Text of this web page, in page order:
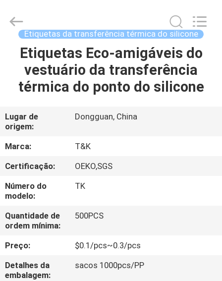
CASA
PRODUTOS
SOBRE
NÓS
EXCURSÃO
DA
FÁBRICA
CONTROLE
DA
QUALIDADE
Accessories
Co.,Ltd.
Reserved.
Etiquetas da transferência térmica do silicone
Etiquetas Eco-amigáveis do
vestuário da transferência
térmica do ponto do silicone
Lugar de
origem:
Dongguan, China
Marca:
T&K
Certificação:
OEKO,SGS
Número do
modelo:
TK
Quantidade de
ordem mínima:
500PCS
Preço:
$0.1/pcs~0.3/pcs
Detalhes da
embalagem:
sacos 1000pcs/PP